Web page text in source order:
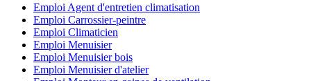
Emploi Agent d'entretien climatisation
Emploi Carrossier-peintre
Emploi Climaticien
Emploi Menuisier
Emploi Menuisier bois
Emploi Menuisier d'atelier